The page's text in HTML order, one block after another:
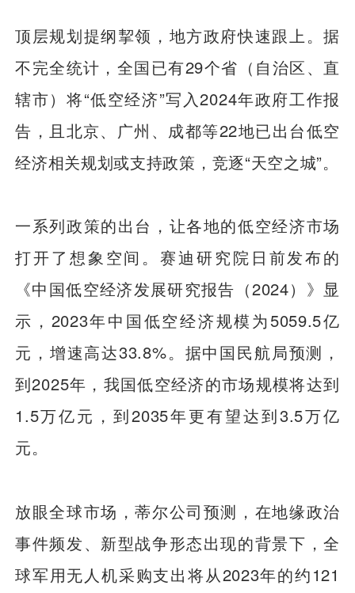
顶层规划提纲挈领，地方政府快速跟上。据
不完全统计，全国已有29个省（自治区、直
辖市）将“低空经济”写入2024年政府工作报
告，且北京、广州、成都等22地已出台低空
经济相关规划或支持政策，竞逐“天空之城”。
一系列政策的出台，让各地的低空经济市场
打开了想象空间。赛迪研究院日前发布的
《中国低空经济发展研究报告（2024）》显
示，2023年中国低空经济规模为5059.5亿
元，增速高达33.8%。据中国民航局预测，
到2025年，我国低空经济的市场规模将达到
1.5万亿元，到2035年更有望达到3.5万亿
元。
放眼全球市场，蒂尔公司预测，在地缘政治
事件频发、新型战争形态出现的背景下，全
球军用无人机采购支出将从2023年的约121